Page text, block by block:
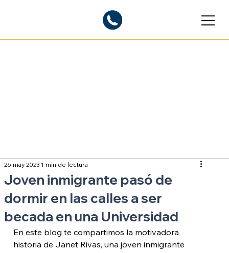
Joven inmigrante pasó de
dormir en las calles a ser
becada en una Universidad
26 may 20231 min de lectura
En este blog te compartimos la motivadora
historia de Janet Rivas, una joven inmigrante